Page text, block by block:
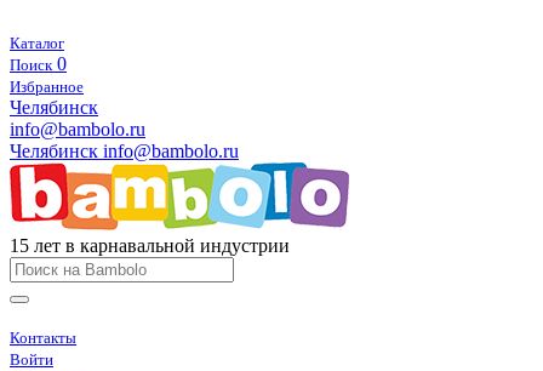
Каталог
Поиск 0
Избранное
Челябинск
info@bambolo.ru
Челябинск info@bambolo.ru
15 лет в карнавальной индустрии
Контакты
Войти